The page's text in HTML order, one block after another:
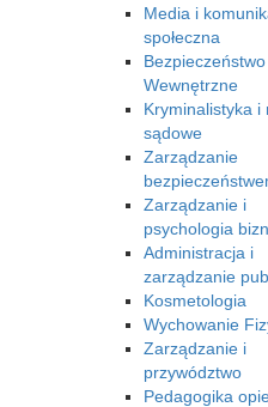
Media i
społeczna
Bezpieczeństwo
Wewnętrzne
Kryminalistyka i
sądowe
Zarządzanie
Zarządzanie i
psychologia
Administracja i
zarządzanie
Kosmetologia
Wychowanie
Zarządzanie i
przywództwo
Pedagogika